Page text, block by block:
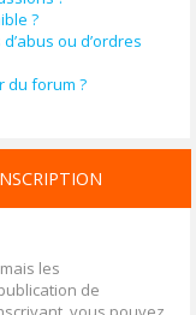
?
ou d’ordres
du forum ?
les
de